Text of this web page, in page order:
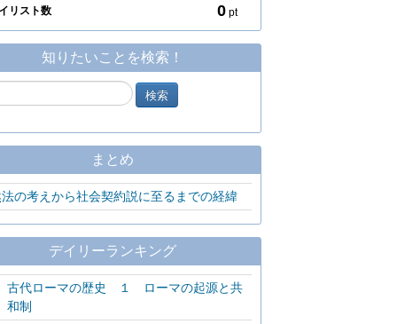
リスト数
0 pt
知りたいことを検索！
まとめ
法の考えから社会契約説に至るまでの経緯
デイリーランキング
古代ローマの歴史 １ ローマの起源と共
和制